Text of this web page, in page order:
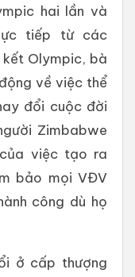
hai lần và
tiếp từ các
Olympic, bà
về việc thể
đổi cuộc đời
Zimbabwe
việc tạo ra
bảo mọi VĐV
công dù họ
ở cấp thượng